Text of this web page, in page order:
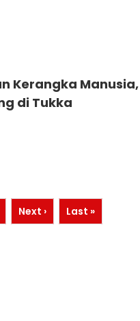
Kerangka Manusia,
di Tukka
Next › Last »